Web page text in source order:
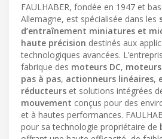
FAULHABER, fondée en 1947 et
Allemagne, est spécialisée dans les
d’entraînement miniatures et
haute précision destinés aux
technologiques avancées.
fabrique des moteurs DC,
pas à pas, actionneurs linéaires,
réducteurs et solutions intégrées
mouvement conçus pour des
et à hautes performances.
pour sa technologie propriétaire de